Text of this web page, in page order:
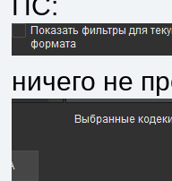
ничего не